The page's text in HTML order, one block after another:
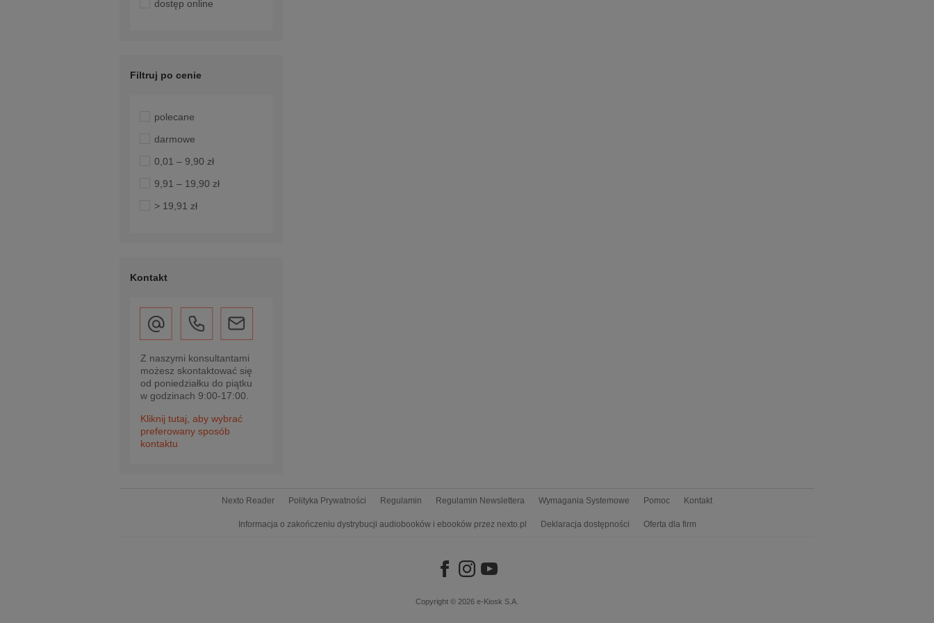
dostęp online
Filtruj po cenie
polecane
darmowe
0,01 – 9,90 zł
9,91 – 19,90 zł
> 19,91 zł
Kontakt
Z naszymi konsultantami
możesz skontaktować się
od poniedziałku do piątku
w godzinach 9:00-17:00.
Kliknij tutaj, aby wybrać
preferowany sposób
kontaktu
Nexto Reader Polityka Prywatności Regulamin Regulamin Newslettera Wymagania Systemowe Pomoc Kontakt
Informacja o zakończeniu dystrybucji audiobooków i ebooków przez nexto.pl Deklaracja dostępności Oferta dla firm
Copyright © 2026 e-Kiosk S.A.